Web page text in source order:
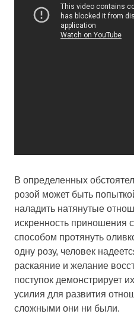
В определенных
розой может быть
наладить натянутые
искренность приношения
способом протянуть
одну розу, человек
раскаяние и желание
поступок демонстрирует
усилия для развития
сложными они ни были.